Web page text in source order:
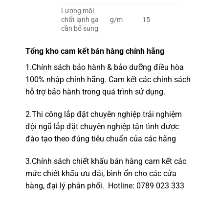
Lượng môi
chất lạnh ga
cần bổ sung
g/m 15
Tổng kho cam kết bán hàng chính hãng
1.Chính sách bảo hành & bảo dưỡng điều hòa
100% nhập chính hãng. Cam kết các chính sách
hỗ trợ bảo hành trong quá trình sử dụng.
2.Thi công lắp đặt chuyên nghiệptrải nghiệm
đội ngũ lắp đặt chuyên nghiệp tận tình được
đào tạo theo đúng tiêu chuẩn của các hãng
3.Chính sách chiết khấu bán hàng cam kết các
mức chiết khấu ưu đãi, bình ổn cho các cửa
hàng, đại lý phân phối. Hotline: 0789 023 333